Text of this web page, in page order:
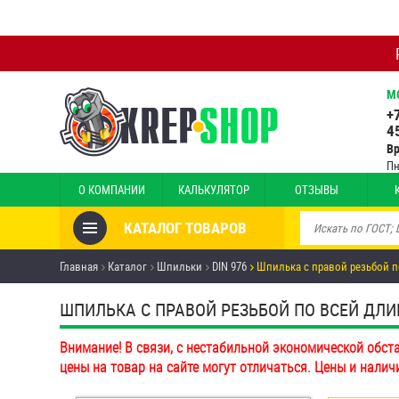
О КОМПАНИИ КАЛЬКУЛЯТОР ОТЗЫВЫ
КАТАЛОГ ТОВАРОВ
Товары со скидкой
Анкеры
Антивандальный крепёж,
инструмент
Болты и винты
Главная Каталог Шпильки DIN 976 Шпилька с правой резьбой
ШПИЛЬКА С ПРАВОЙ РЕЗЬБОЙ ПО ВСЕЙ
Внимание! В связи, с нестабильной экономической
цены на товар на сайте могут отличаться. Цены и